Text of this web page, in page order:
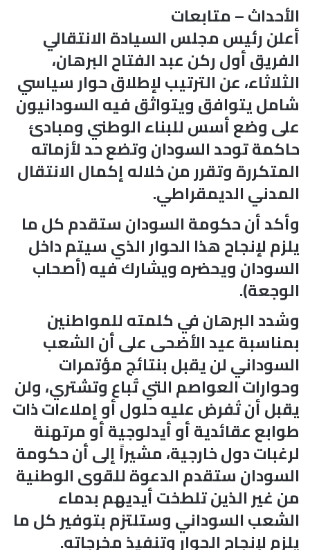
الأحداث – متابعات
أعلن رئيس مجلس السيادة الانتقالي
الفريق أول ركن عبد الفتاح البرهان،
الثلاثاء، عن الترتيب لإطلاق حوار سياسي
شامل يتوافق ويتواثق فيه السودانيون
على وضع أسس للبناء الوطني ومبادئ
حاكمة توحد السودان وتضع حد لأزماته
المتكررة وتقرر من خلاله إكمال الانتقال
المدني الديمقراطي.
وأكد أن حكومة السودان ستقدم كل ما
يلزم لإنجاح هذا الحوار الذي سيتم داخل
السودان ويحضره ويشارك فيه (أصحاب
الوجعة).
وشدد البرهان في كلمته للمواطنين
بمناسبة عيد الأضحى على أن الشعب
السوداني لن يقبل بنتائج مؤتمرات
وحوارات العواصم التي تُباع وتشتري، ولن
يقبل أن تُفرض عليه حلول أو إملاءات ذات
طوابع عقائدية أو أيدلوجية أو مرتهنة
لرغبات دول خارجية، مشيراً إلى أن حكومة
السودان ستقدم الدعوة للقوى الوطنية
من غير الذين تلطخت أيديهم بدماء
الشعب السوداني وستلتزم بتوفير كل ما
يلزم لإنجاح الحوار وتنفيذ مخرجاته.